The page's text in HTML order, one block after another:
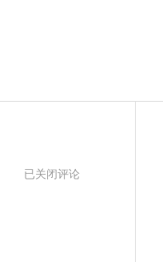
免
已关闭评论